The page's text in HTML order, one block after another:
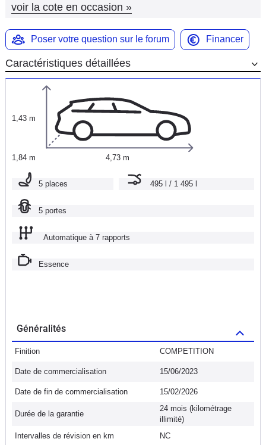
voir la cote en occasion »
Poser votre question sur le forum Financer
Caractéristiques détaillées
1,43 m
1,84 m 4,73 m
5 places 495 l / 1 495 l
5 portes
Automatique à 7 rapports
Essence
Généralités
Finition COMPETITION
Date de commercialisation 15/06/2023
Date de fin de commercialisation 15/02/2026
Durée de la garantie
24 mois (kilométrage
illimité)
Intervalles de révision en km
NC